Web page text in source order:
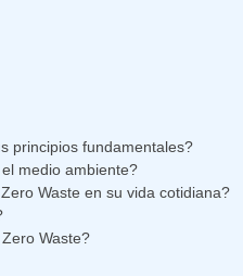
principios fundamentales?
medio ambiente?
Waste en su vida cotidiana?
Waste?